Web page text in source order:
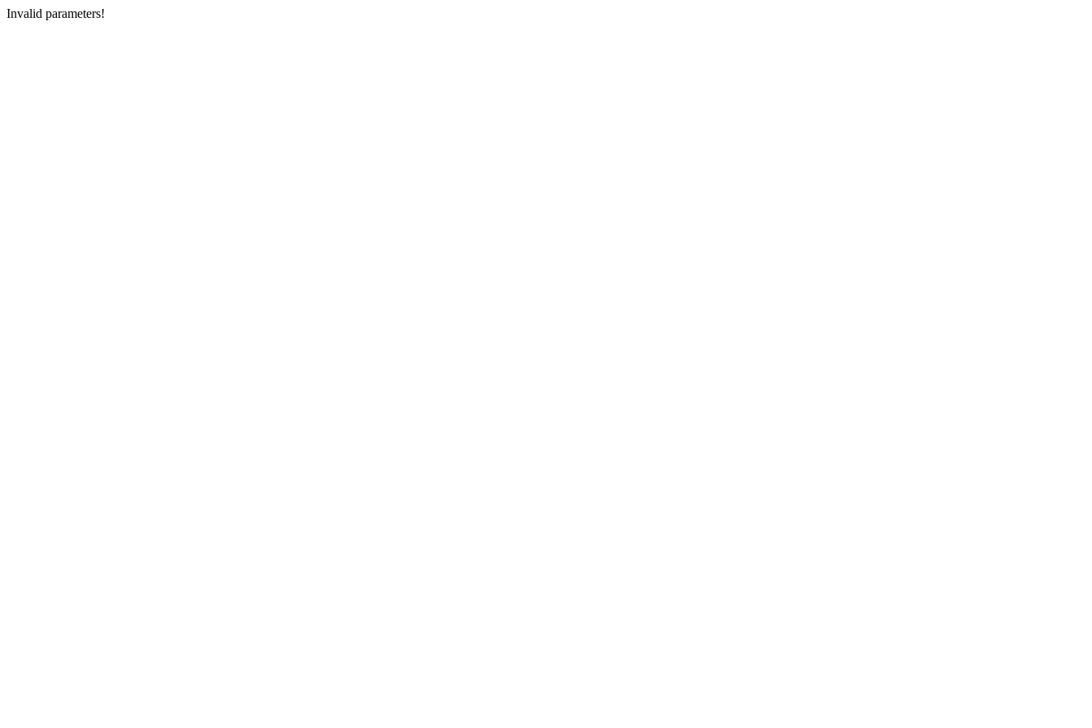
Invalid parameters!